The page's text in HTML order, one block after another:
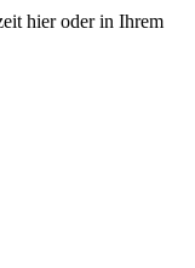
hier oder in Ihrem